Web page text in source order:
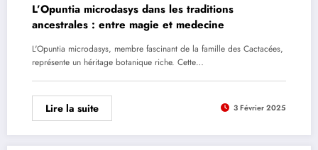
L’Opuntia microdasys dans les traditions
ancestrales : entre magie et medecine
L'Opuntia microdasys, membre fascinant de la famille des Cactacées,
représente un héritage botanique riche. Cette…
Lire la suite 3 Février 2025